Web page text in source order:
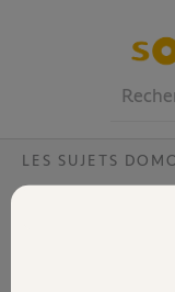
Volet
LES SUJETS
J'ai récupéré la box